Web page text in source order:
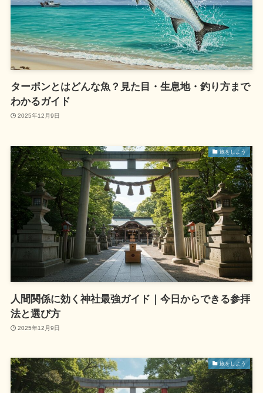
ターポンとはどんな魚？見た目・生息地・釣り方まで
わかるガイド
2025年12月9日
旅をしよう
人間関係に効く神社最強ガイド｜今日からできる参拝
法と選び方
2025年12月9日
旅をしよう